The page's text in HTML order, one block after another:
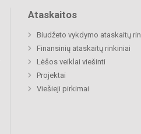
Ataskaitos
Biudžeto vykdymo ataskaitų
Finansinių ataskaitų rinkiniai
Lėšos veiklai viešinti
Projektai
Viešieji pirkimai